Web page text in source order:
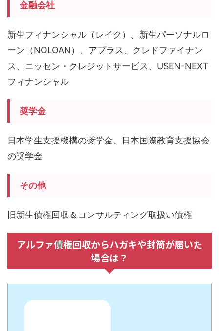
金融会社
新生フィナンシャル（レイク）、新生パーソナルロ
ーン（NOLOAN）、アプラス、クレドファイナン
ス、ニッセン・クレジットサービス、USEN-NEXT
フィナンシャル
奨学金
日本学生支援機構の奨学金、日本国際教育支援協会
の奨学金
その他
旧新生債権回収＆コンサルティング取扱い債権
アルファ債権回収からハガキや封筒が届いた
場合は？